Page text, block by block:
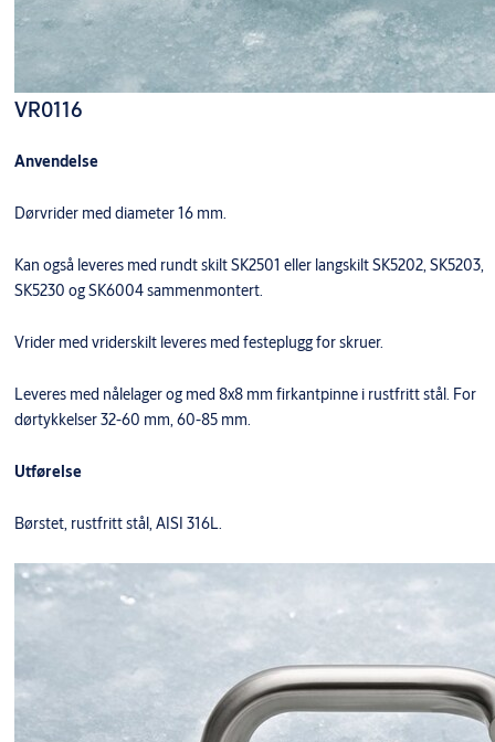
VR0116
Anvendelse
Dørvrider med diameter 16 mm.
Kan også leveres med rundt skilt SK2501 eller langskilt SK5202, SK5203,
SK5230 og SK6004 sammenmontert.
Vrider med vriderskilt leveres med festeplugg for skruer.
Leveres med nålelager og med 8x8 mm firkantpinne i rustfritt stål. For
dørtykkelser 32-60 mm, 60-85 mm.
Utførelse
Børstet, rustfritt stål, AISI 316L.